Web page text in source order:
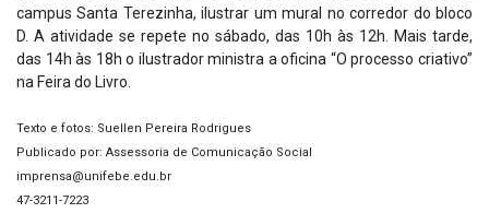
campus Santa Terezinha, ilustrar um mural no corredor do bloco
D. A atividade se repete no sábado, das 10h às 12h. Mais tarde,
das 14h às 18h o ilustrador ministra a oficina “O processo criativo”
na Feira do Livro.
Texto e fotos: Suellen Pereira Rodrigues
Publicado por: Assessoria de Comunicação Social
imprensa@unifebe.edu.br
47-3211-7223